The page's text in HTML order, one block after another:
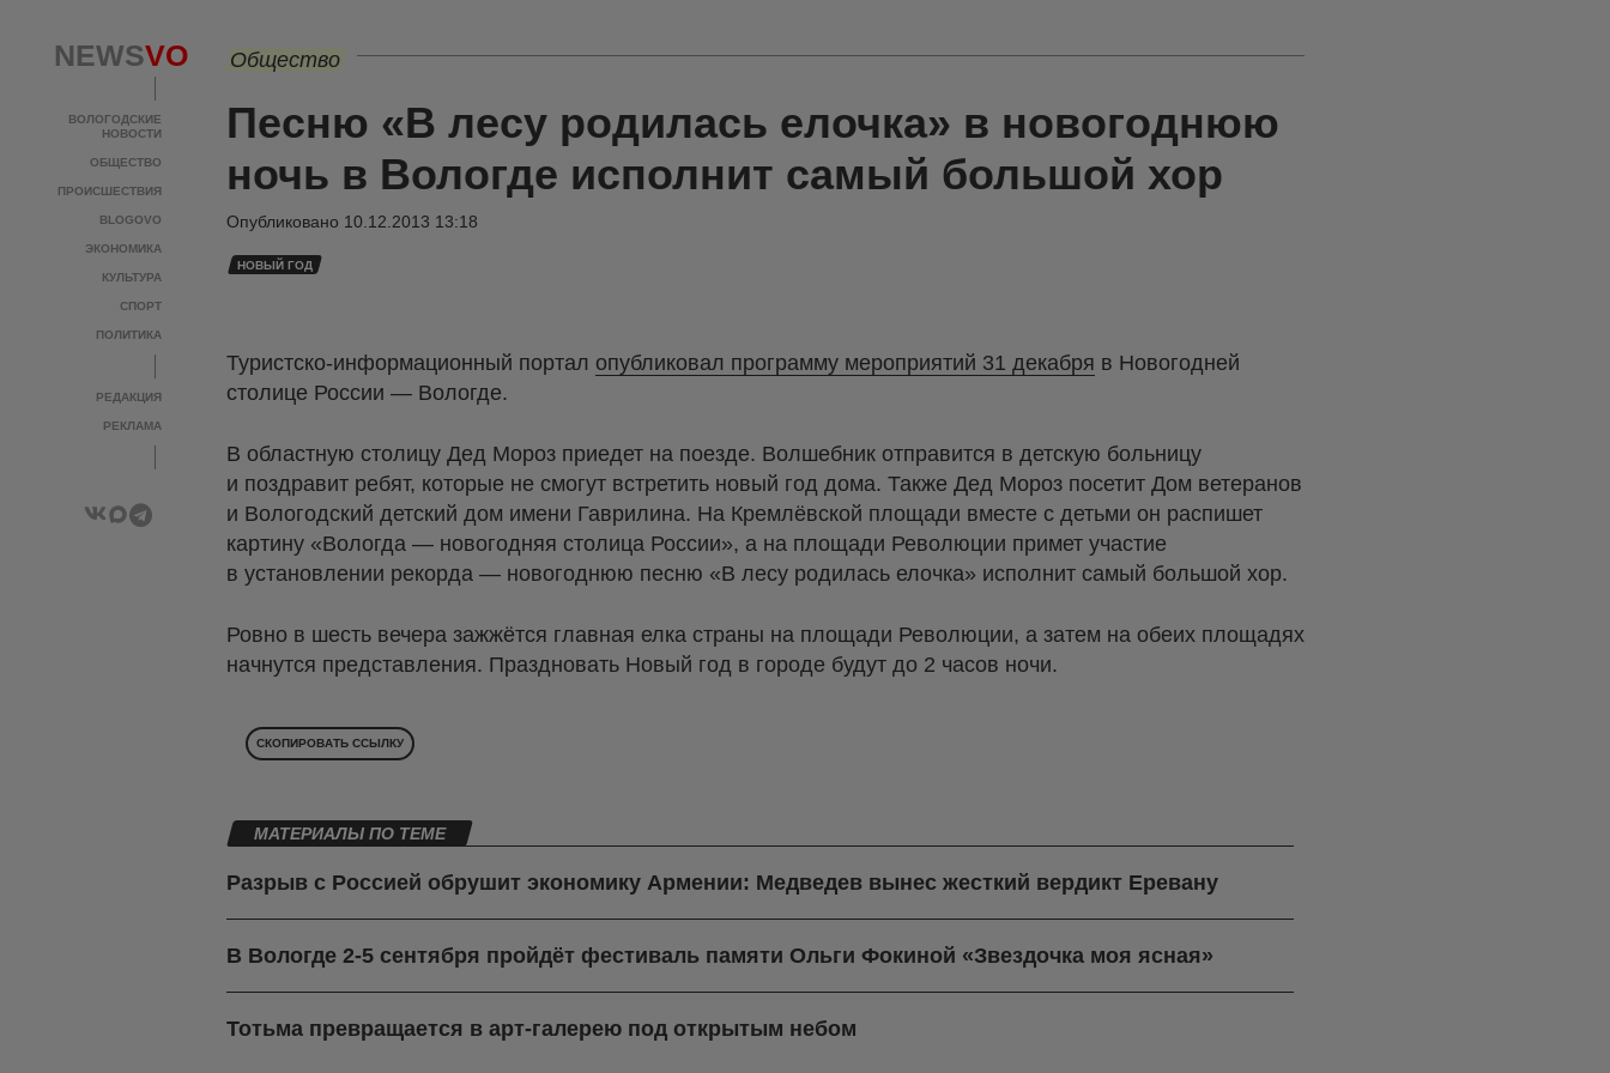
NEWSVO
ВОЛОГОДСКИЕ
НОВОСТИ
ОБЩЕСТВО
ПРОИСШЕСТВИЯ
BLOGOVO
ЭКОНОМИКА
КУЛЬТУРА
СПОРТ
ПОЛИТИКА
РЕДАКЦИЯ
РЕКЛАМА
Общество
Песню «В лесу родилась елочка» в новогоднюю
ночь в Вологде исполнит самый большой хор
Опубликовано 10.12.2013 13:18
НОВЫЙ ГОД
Туристско-информационный портал опубликовал программу мероприятий 31 декабря в Новогодней
столице России — Вологде.
В областную столицу Дед Мороз приедет на поезде. Волшебник отправится в детскую больницу
и поздравит ребят, которые не смогут встретить новый год дома. Также Дед Мороз посетит Дом ветеранов
и Вологодский детский дом имени Гаврилина. На Кремлёвской площади вместе с детьми он распишет
картину «Вологда — новогодняя столица России», а на площади Революции примет участие
в установлении рекорда — новогоднюю песню «В лесу родилась елочка» исполнит самый большой хор.
Ровно в шесть вечера зажжётся главная елка страны на площади Революции, а затем на обеих площадях
начнутся представления. Праздновать Новый год в городе будут до 2 часов ночи.
СКОПИРОВАТЬ ССЫЛКУ
МАТЕРИАЛЫ ПО ТЕМЕ
Разрыв с Россией обрушит экономику Армении: Медведев вынес жесткий вердикт Еревану
В Вологде 2-5 сентября пройдёт фестиваль памяти Ольги Фокиной «Звездочка моя ясная»
Тотьма превращается в арт-галерею под открытым небом